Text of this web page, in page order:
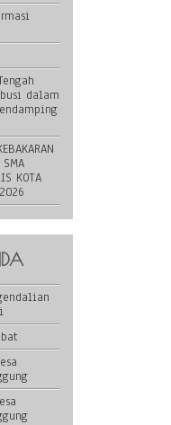
dalam
KOTA